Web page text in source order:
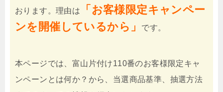
おります。理由は
「お客様限定キャンペー
ンを開催しているから」
です。
本ページでは、富山片付け110番のお客様限定キャ
ンペーンとは何か？から、当選商品基準、抽選方法